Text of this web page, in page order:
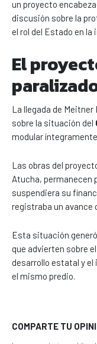
un proyecto
discusión sobre la
el rol del Estado en la
El
La llegada de Meitner
sobre la situación del
modular
Las obras del
Atucha, permanecen
suspendiera su
registraba un avance
Esta situación
que advierten sobre
desarrollo estatal y el
el mismo predio.
COMPARTE TU